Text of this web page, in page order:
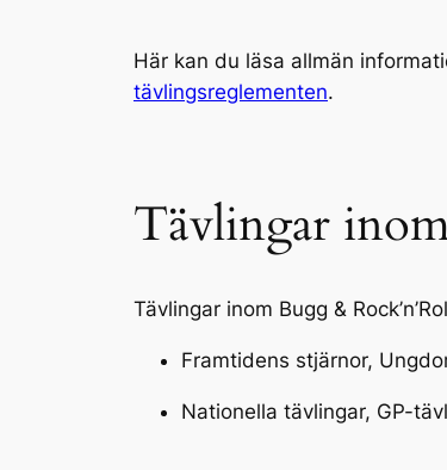
Här kan du läsa allmän
tävlingsreglementen.
Tävlingar
Tävlingar inom Bugg &
Framtidens stjärnor,
Nationella tävlingar, GP-